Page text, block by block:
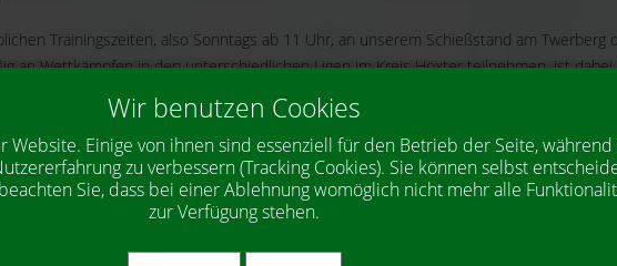
Trainingszeiten, also Sonntags ab 11 Uhr, an unserem Schießstand am Twerberg
an Wettkämpfen in den unterschiedlichen Ligen im Kreis Höxter teilnehmen, ist
für Familien eingeführt:
Eltern mit all ihren Kindern bis zur Vollendung des 18. Lebensjahres Mitglied im
Wir benutzen Cookies
Website. Einige von ihnen sind essenziell für den Betrieb der Seite,
zu verbessern (Tracking Cookies). Sie können selbst
Sie, dass bei einer Ablehnung womöglich nicht mehr alle
zur Verfügung stehen.